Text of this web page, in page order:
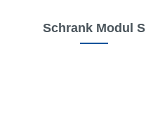
Schrank Modul S